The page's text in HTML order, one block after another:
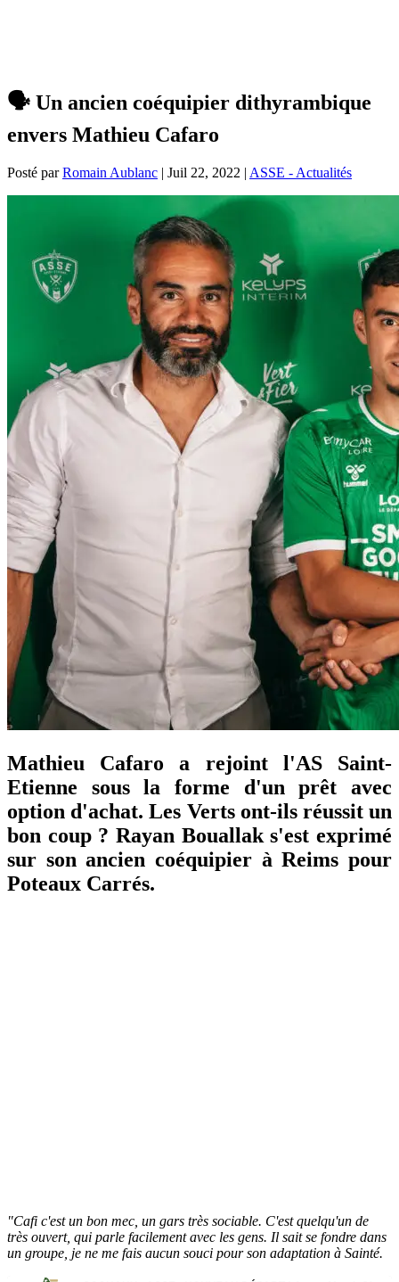
🗣 Un ancien coéquipier dithyrambique
envers Mathieu Cafaro
Posté parRomain Aublanc | Juil 22, 2022 | ASSE - Actualités
Mathieu Cafaro a rejoint l'AS Saint-
Etienne sous la forme d'un prêt avec
option d'achat. Les Verts ont-ils réussit un
bon coup ? Rayan Bouallak s'est exprimé
sur son ancien coéquipier à Reims pour
Poteaux Carrés.
"Cafi c'est un bon mec, un gars très sociable. C'est quelqu'un de
très ouvert, qui parle facilement avec les gens. Il sait se fondre dans
un groupe, je ne me fais aucun souci pour son adaptation à Sainté.